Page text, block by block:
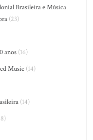
Brasileira e Música
(23)
anos(16)
Music (14)
(14)